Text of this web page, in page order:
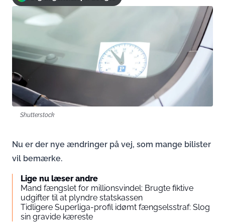
Shutterstock
Nu er der nye ændringer på vej, som mange bilister
vil bemærke.
Lige nu læser andre
Mand fængslet for millionsvindel: Brugte fiktive
udgifter til at plyndre statskassen
Tidligere Superliga-profil idømt fængselsstraf: Slog
sin gravide kæreste